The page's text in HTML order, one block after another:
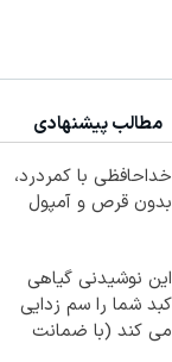
مطالب پیشنهادی
خداحافظی با کمردرد،
بدون قرص و آمپول
این نوشیدنی گیاهی
کبد شما را سم زدایی
می کند (با ضمانت